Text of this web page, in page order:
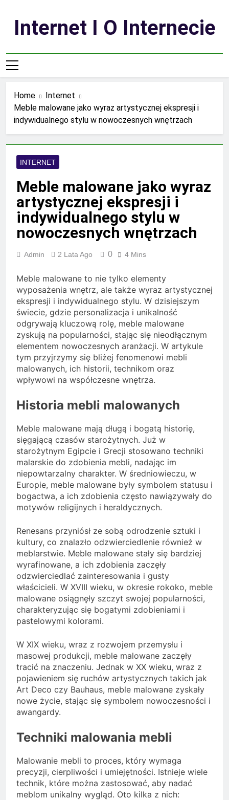
contentInternet I O Internecie
Home
Internet
Meble malowane jako wyraz artystycznej ekspresji i
indywidualnego stylu w nowoczesnych wnętrzach
INTERNET
Meble malowane jako wyraz
artystycznej ekspresji i
indywidualnego stylu w
nowoczesnych wnętrzach
Admin 2 Lata Ago 0 4 Mins
Meble malowane to nie tylko elementy
wyposażenia wnętrz, ale także wyraz artystycznej
ekspresji i indywidualnego stylu. W dzisiejszym
świecie, gdzie personalizacja i unikalność
odgrywają kluczową rolę, meble malowane
zyskują na popularności, stając się nieodłącznym
elementem nowoczesnych aranżacji. W artykule
tym przyjrzymy się bliżej fenomenowi mebli
malowanych, ich historii, technikom oraz
wpływowi na współczesne wnętrza.
Historia mebli malowanych
Meble malowane mają długą i bogatą historię,
sięgającą czasów starożytnych. Już w
starożytnym Egipcie i Grecji stosowano techniki
malarskie do zdobienia mebli, nadając im
niepowtarzalny charakter. W średniowieczu, w
Europie, meble malowane były symbolem statusu i
bogactwa, a ich zdobienia często nawiązywały do
motywów religijnych i heraldycznych.
Renesans przyniósł ze sobą odrodzenie sztuki i
kultury, co znalazło odzwierciedlenie również w
meblarstwie. Meble malowane stały się bardziej
wyrafinowane, a ich zdobienia zaczęły
odzwierciedlać zainteresowania i gusty
właścicieli. W XVIII wieku, w okresie rokoko, meble
malowane osiągnęły szczyt swojej popularności,
charakteryzując się bogatymi zdobieniami i
pastelowymi kolorami.
W XIX wieku, wraz z rozwojem przemysłu i
masowej produkcji, meble malowane zaczęły
tracić na znaczeniu. Jednak w XX wieku, wraz z
pojawieniem się ruchów artystycznych takich jak
Art Deco czy Bauhaus, meble malowane zyskały
nowe życie, stając się symbolem nowoczesności i
awangardy.
Techniki malowania mebli
Malowanie mebli to proces, który wymaga
precyzji, cierpliwości i umiejętności. Istnieje wiele
technik, które można zastosować, aby nadać
meblom unikalny wygląd. Oto kilka z nich: